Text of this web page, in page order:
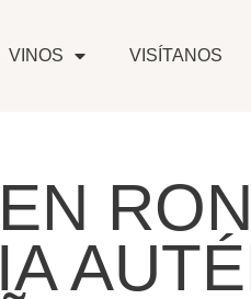
VINOS VISÍTANOS